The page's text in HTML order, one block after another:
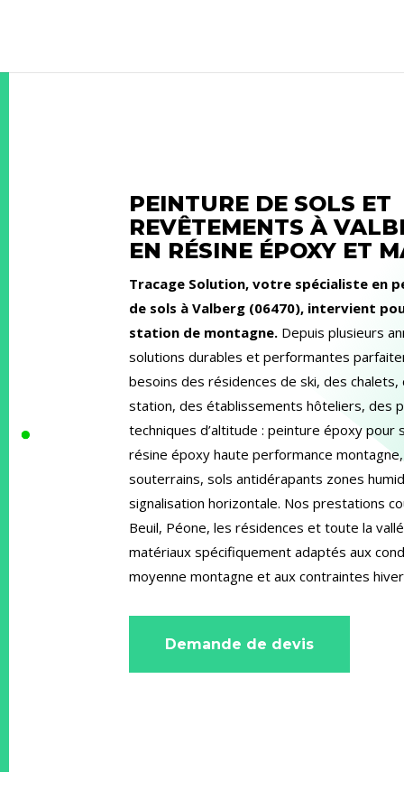
PEINTURE DE SOLS ET
REVÊTEMENTS À
EN RÉSINE ÉPOXY ET
Tracage Solution, votre spécialiste en
de sols à Valberg (06470), intervient
station de montagne. Depuis plusieurs
solutions durables et performantes
besoins des résidences de ski, des
station, des établissements hôteliers, des
techniques d’altitude : peinture époxy pour
résine époxy haute performance
souterrains, sols antidérapants zones
signalisation horizontale. Nos prestations
Beuil, Péone, les résidences et toute la
matériaux spécifiquement adaptés aux
moyenne montagne et aux contraintes
Demande de devis